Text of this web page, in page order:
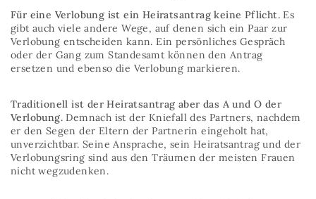
Für eine Verlobung ist ein Heiratsantrag keine Pflicht. Es
gibt auch viele andere Wege, auf denen sich ein Paar zur
Verlobung entscheiden kann. Ein persönliches Gespräch
oder der Gang zum Standesamt können den Antrag
ersetzen und ebenso die Verlobung markieren.
Traditionell ist der Heiratsantrag aber das A und O der
Verlobung. Demnach ist der Kniefall des Partners, nachdem
er den Segen der Eltern der Partnerin eingeholt hat,
unverzichtbar. Seine Ansprache, sein Heiratsantrag und der
Verlobungsring sind aus den Träumen der meisten Frauen
nicht wegzudenken.